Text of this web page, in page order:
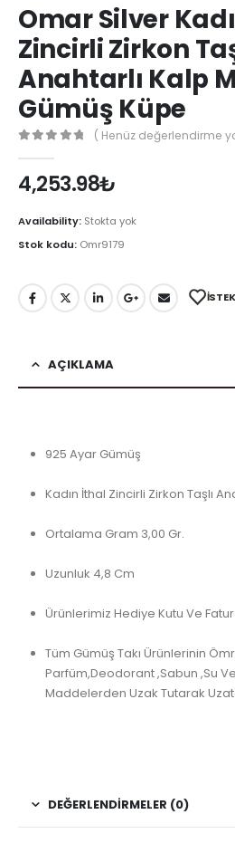
Omar Silver
Zincirli Zirkon
Anahtarlı Kalp
Gümüş Küpe
( Henüz değerlendirme
4,253.98₺
Availability: Stokta yok
Stok kodu: Omr9179
AÇIKLAMA
925 Ayar Gümüş
Kadın İthal Zincirli Zirkon Taşlı
Ortalama Gram 3,00 Gr.
Uzunluk 4,8 Cm
Ürünlerimiz Hediye Kutu Ve
Tüm Gümüş Takı Ürünlerinin
Parfüm,Deodorant ,Sabun ,Su
Maddelerden Uzak Tutarak
DEĞERLENDIRMELER (0)